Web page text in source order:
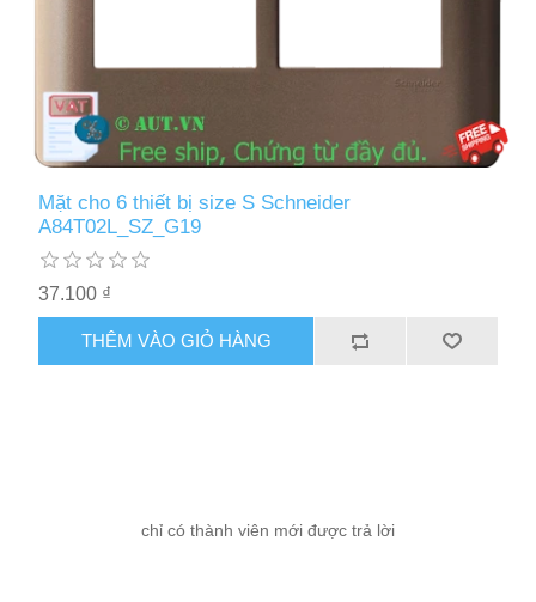
Mặt cho 6 thiết bị size S Schneider
A84T02L_SZ_G19
37.100 ₫
THÊM VÀO GIỎ HÀNG
chỉ có thành viên mới được trả lời